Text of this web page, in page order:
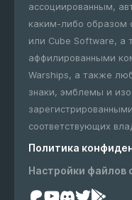
ассоциированным,
каким-либо образом
или Cube Software, а
аффилированными компаниями.
Warships, а также
знаки, эмблемы и
соответствующих
Политика
Настройки файлов